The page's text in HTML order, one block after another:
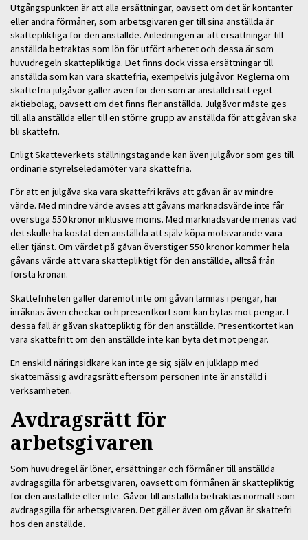
Utgångspunkten är att alla ersättningar, oavsett om det är kontanter
eller andra förmåner, som arbetsgivaren ger till sina anställda är
skattepliktiga för den anställde. Anledningen är att ersättningar till
anställda betraktas som lön för utfört arbetet och dessa är som
huvudregeln skattepliktiga. Det finns dock vissa ersättningar till
anställda som kan vara skattefria, exempelvis julgåvor. Reglerna om
skattefria julgåvor gäller även för den som är anställd i sitt eget
aktiebolag, oavsett om det finns fler anställda. Julgåvor måste ges
till alla anställda eller till en större grupp av anställda för att gåvan ska
bli skattefri.
Enligt Skatteverkets ställningstagande kan även julgåvor som ges till
ordinarie styrelseledamöter vara skattefria.
För att en julgåva ska vara skattefri krävs att gåvan är av mindre
värde. Med mindre värde avses att gåvans marknadsvärde inte får
överstiga 550 kronor inklusive moms. Med marknadsvärde menas vad
det skulle ha kostat den anställda att själv köpa motsvarande vara
eller tjänst. Om värdet på gåvan överstiger 550 kronor kommer hela
gåvans värde att vara skattepliktigt för den anställde, alltså från
första kronan.
Skattefriheten gäller däremot inte om gåvan lämnas i pengar, här
inräknas även checkar och presentkort som kan bytas mot pengar. I
dessa fall är gåvan skattepliktig för den anställde. Presentkortet kan
vara skattefritt om den anställde inte kan byta det mot pengar.
En enskild näringsidkare kan inte ge sig själv en julklapp med
skattemässig avdragsrätt eftersom personen inte är anställd i
verksamheten.
Avdragsrätt för
arbetsgivaren
Som huvudregel är löner, ersättningar och förmåner till anställda
avdragsgilla för arbetsgivaren, oavsett om förmånen är skattepliktig
för den anställde eller inte. Gåvor till anställda betraktas normalt som
avdragsgilla för arbetsgivaren. Det gäller även om gåvan är skattefri
hos den anställde.